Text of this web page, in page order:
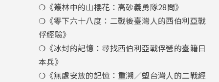
❍《叢林中的山櫻花：高砂義勇隊28問》
❍《零下六十八度：二戰後臺灣人的西伯利亞戰
俘經驗》
❍《冰封的記憶：尋找西伯利亞戰俘營的臺籍日
本兵》
❍《無處安放的記憶：重溯／塑台灣人的二戰經